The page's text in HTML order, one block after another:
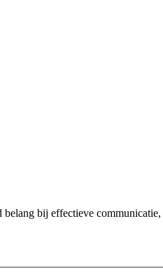
bij effectieve